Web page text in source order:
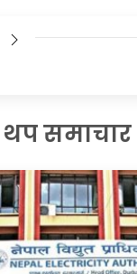
थप समाचार